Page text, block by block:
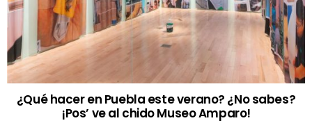
¿Qué hacer en Puebla este verano? ¿No sabes?
¡Pos’ ve al chido Museo Amparo!